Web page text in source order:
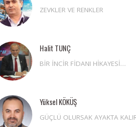
ZEVKLER VE RENKLER
Halit TUNÇ
BİR İNCİR FİDANI HİKAYESİ…
Yüksel KÖKÜŞ
GÜÇLÜ OLURSAK AYAKTA